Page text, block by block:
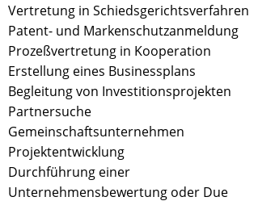
Vertretung in Schiedsgerichtsverfahren
Patent- und Markenschutzanmeldung
Prozeßvertretung in Kooperation
Erstellung eines Businessplans
Begleitung von Investitionsprojekten
Partnersuche
Gemeinschaftsunternehmen
Projektentwicklung
Durchführung einer
Unternehmensbewertung oder Due